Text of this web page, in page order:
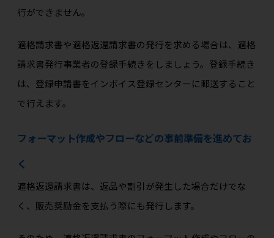
行ができません。
適格請求書や適格返還請求書の発行を求める場合は、適格
請求書発行事業者の登録手続きをしましょう。登録手続き
は、登録申請書をインボイス登録センターに郵送すること
で行えます。
フォーマット作成やフローなどの事前準備を進めてお
く
適格返還請求書は、返品や割引が発生した場合だけでな
く、販売奨励金を支払う際にも発行します。